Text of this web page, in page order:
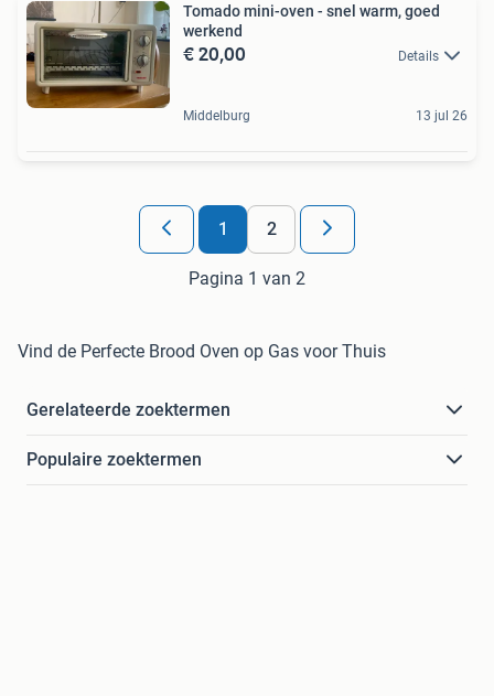
Tomado mini-oven - snel warm, goed
werkend
€ 20,00 Details
Middelburg 13 jul 26
1 2
Pagina 1 van 2
Vind de Perfecte Brood Oven op Gas voor Thuis
Gerelateerde zoektermen
Populaire zoektermen